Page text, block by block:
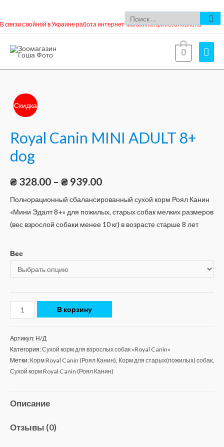
В связи с войной в Украине работа интернет-магазина приостановлена
0
Скидка
Royal Canin MINI ADULT 8+
dog
₴ 328.00 – ₴ 939.00
Полнорационный сбалансированный сухой корм Роял Канин
«Мини Эдалт 8+» для пожилых, старых собак мелких размеров
(вес взрослой собаки менее 10 кг) в возрасте старше 8 лет
Вес
В корзину
Артикул: Н/Д
Категория:Сухой корм для взрослых собак «Royal Canin»
Метки: Корм Royal Canin (Роял Канин), Корм для старых(пожилых) собак,
Сухой корм Royal Canin (Роял Канин)
Описание
Отзывы (0)